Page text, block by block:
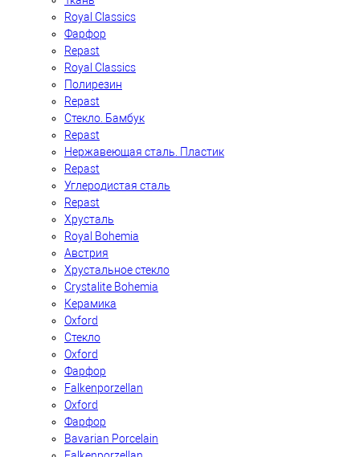
Royal Classics
Фарфор
Repast
Royal Classics
Полирезин
Repast
Стекло. Бамбук
Repast
Нержавеющая сталь. Пластик
Repast
Углеродистая сталь
Repast
Хрусталь
Royal Bohemia
Австрия
Хрустальное стекло
Crystalite Bohemia
Керамика
Oxford
Стекло
Oxford
Фарфор
Falkenporzellan
Oxford
Фарфор
Bavarian Porcelain